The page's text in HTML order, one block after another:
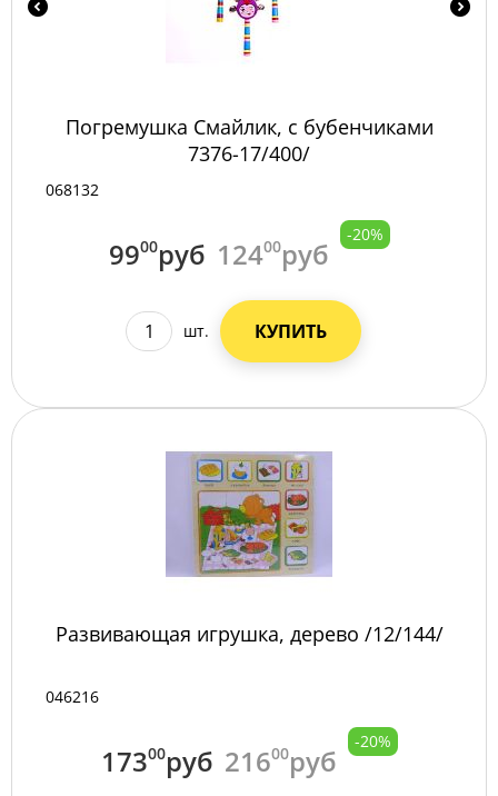
Погремушка Смайлик, с бубенчиками
7376-17/400/
068132
9900руб 12400руб
-20%
шт. КУПИТЬ
Развивающая игрушка, дерево /12/144/
046216
17300руб 21600руб
-20%